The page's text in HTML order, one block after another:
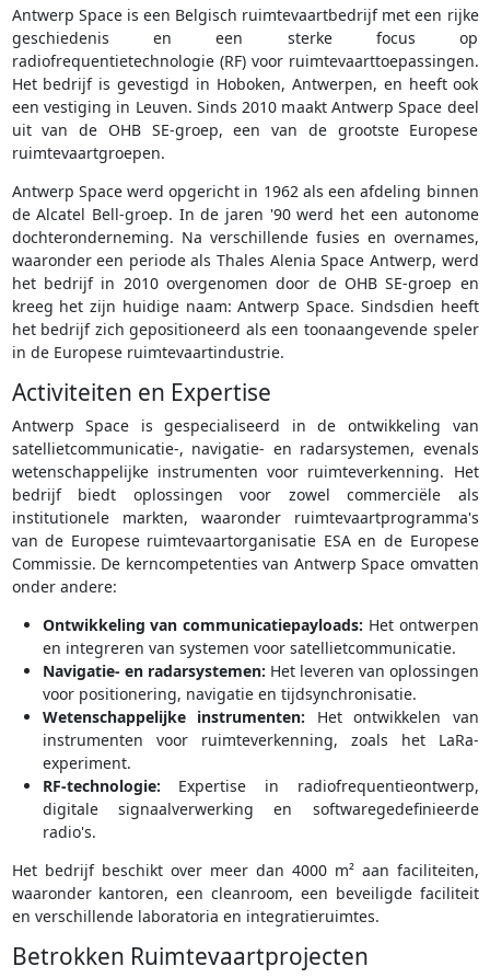
Antwerp Space is een Belgisch ruimtevaartbedrijf met een rijke
geschiedenis en een sterke focus op
radiofrequentietechnologie (RF) voor ruimtevaarttoepassingen.
Het bedrijf is gevestigd in Hoboken, Antwerpen, en heeft ook
een vestiging in Leuven. Sinds 2010 maakt Antwerp Space deel
uit van de OHB SE-groep, een van de grootste Europese
ruimtevaartgroepen.
Antwerp Space werd opgericht in 1962 als een afdeling binnen
de Alcatel Bell-groep. In de jaren '90 werd het een autonome
dochteronderneming. Na verschillende fusies en overnames,
waaronder een periode als Thales Alenia Space Antwerp, werd
het bedrijf in 2010 overgenomen door de OHB SE-groep en
kreeg het zijn huidige naam: Antwerp Space. Sindsdien heeft
het bedrijf zich gepositioneerd als een toonaangevende speler
in de Europese ruimtevaartindustrie.
Activiteiten en Expertise
Antwerp Space is gespecialiseerd in de ontwikkeling van
satellietcommunicatie-, navigatie- en radarsystemen, evenals
wetenschappelijke instrumenten voor ruimteverkenning. Het
bedrijf biedt oplossingen voor zowel commerciële als
institutionele markten, waaronder ruimtevaartprogramma's
van de Europese ruimtevaartorganisatie ESA en de Europese
Commissie. De kerncompetenties van Antwerp Space omvatten
onder andere:
Ontwikkeling van communicatiepayloads: Het ontwerpen
en integreren van systemen voor satellietcommunicatie.
Navigatie- en radarsystemen: Het leveren van oplossingen
voor positionering, navigatie en tijdsynchronisatie.
Wetenschappelijke instrumenten: Het ontwikkelen van
instrumenten voor ruimteverkenning, zoals het LaRa-
experiment.
RF-technologie: Expertise in radiofrequentieontwerp,
digitale signaalverwerking en softwaregedefinieerde
radio's.
Het bedrijf beschikt over meer dan 4000 m² aan faciliteiten,
waaronder kantoren, een cleanroom, een beveiligde faciliteit
en verschillende laboratoria en integratieruimtes.
Betrokken Ruimtevaartprojecten